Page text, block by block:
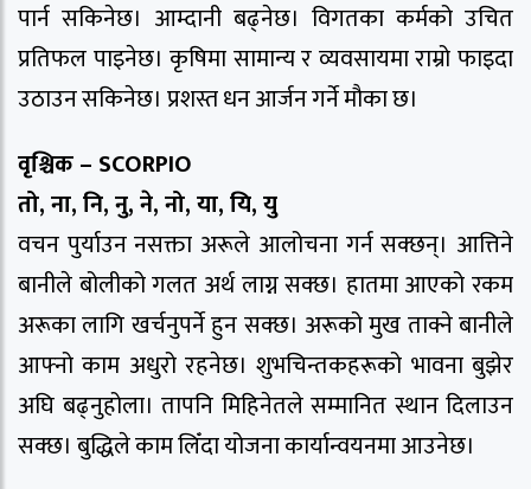
पार्न सकिनेछ। आम्दानी बढ्नेछ। विगतका कर्मको उचित
प्रतिफल पाइनेछ। कृषिमा सामान्य र व्यवसायमा राम्रो फाइदा
उठाउन सकिनेछ। प्रशस्त धन आर्जन गर्ने मौका छ।
वृश्चिक – SCORPIO
तो, ना, नि, नु, ने, नो, या, यि, यु
वचन पुर्याउन नसक्ता अरूले आलोचना गर्न सक्छन्। आत्तिने
बानीले बोलीको गलत अर्थ लाग्न सक्छ। हातमा आएको रकम
अरूका लागि खर्चनुपर्ने हुन सक्छ। अरूको मुख ताक्ने बानीले
आफ्नो काम अधुरो रहनेछ। शुभचिन्तकहरूको भावना बुझेर
अघि बढ्नुहोला। तापनि मिहिनेतले सम्मानित स्थान दिलाउन
सक्छ। बुद्धिले काम लिँदा योजना कार्यान्वयनमा आउनेछ।